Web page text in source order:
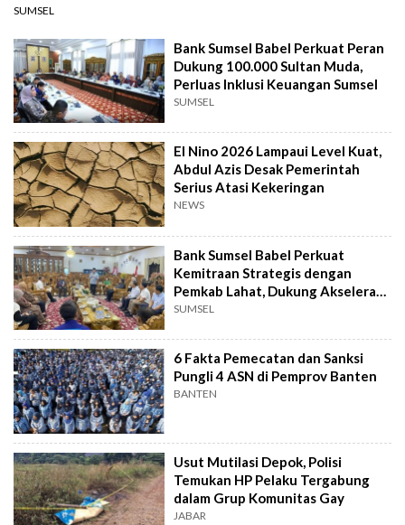
SUMSEL
Bank Sumsel Babel Perkuat Peran
Dukung 100.000 Sultan Muda,
Perluas Inklusi Keuangan Sumsel
SUMSEL
El Nino 2026 Lampaui Level Kuat,
Abdul Azis Desak Pemerintah
Serius Atasi Kekeringan
NEWS
Bank Sumsel Babel Perkuat
Kemitraan Strategis dengan
Pemkab Lahat, Dukung Akselerasi
Ekonomi Daerah
SUMSEL
6 Fakta Pemecatan dan Sanksi
Pungli 4 ASN di Pemprov Banten
BANTEN
Usut Mutilasi Depok, Polisi
Temukan HP Pelaku Tergabung
dalam Grup Komunitas Gay
JABAR